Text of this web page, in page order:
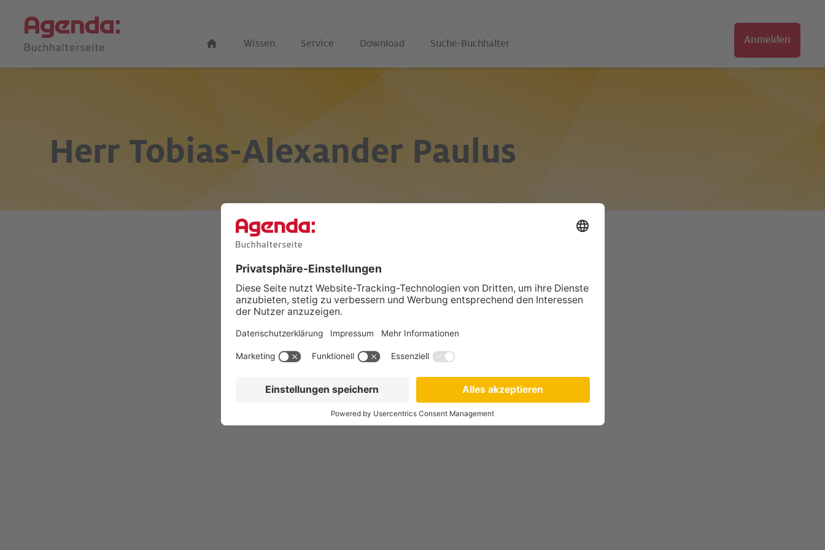
Wissen Service Download Suche-Buchhalter Anmelden
Herr Tobias-Alexander Paulus